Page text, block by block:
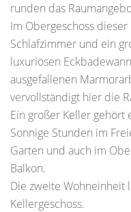
runden das
Im Obergeschoss
Schlafzimmer und ein
luxuriösen
ausgefallenen
vervollständigt hier die
Ein großer Keller gehört
Sonnige Stunden im
Garten und auch im
Balkon.
Die zweite Wohneinheit
Kellergeschoss.